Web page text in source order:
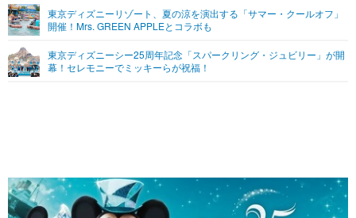
グラビア
ショッピング その他
その他
プッシュ通知の停止方法
東京ディズニーリゾート、夏の涼を演出する「サマー・クールオフ」
開催！Mrs. GREEN APPLEとコラボも
東京ディズニーシー25周年記念「スパークリング・ジュビリー」が開
幕！セレモニーでミッキーらが祝福！